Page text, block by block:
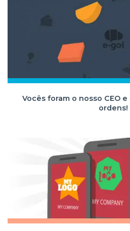
Vocês foram o nosso CEO
ordens!